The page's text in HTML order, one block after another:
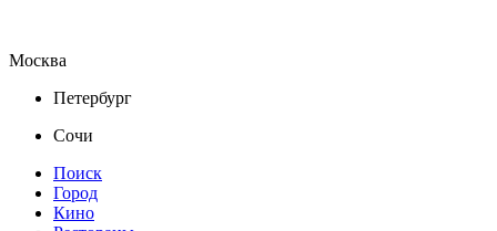
Москва
Петербург
Сочи
Поиск
Город
Кино